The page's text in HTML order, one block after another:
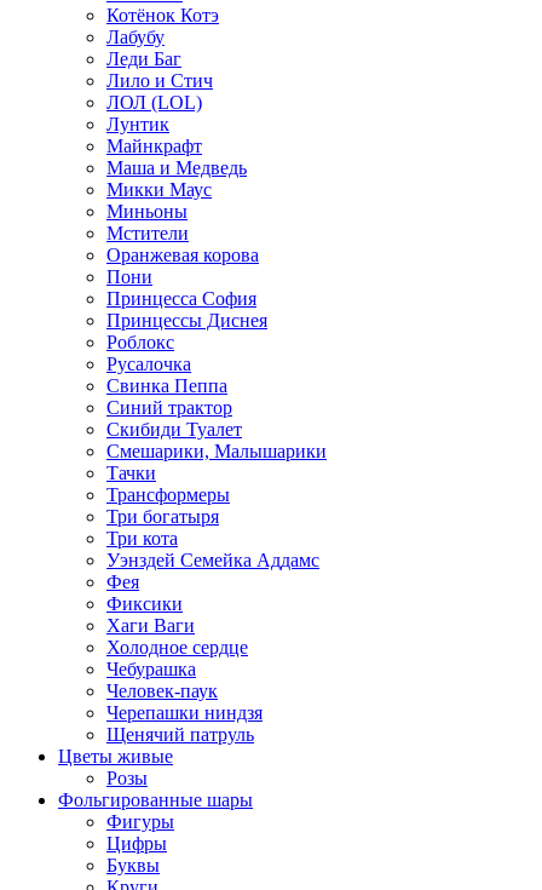
Котёнок Котэ
Лабубу
Леди Баг
Лило и Стич
ЛОЛ (LOL)
Лунтик
Майнкрафт
Маша и Медведь
Микки Маус
Миньоны
Мстители
Оранжевая корова
Пони
Принцесса София
Принцессы Диснея
Роблокс
Русалочка
Свинка Пеппа
Синий трактор
Скибиди Туалет
Смешарики, Малышарики
Тачки
Трансформеры
Три богатыря
Три кота
Уэнздей Семейка Аддамс
Фея
Фиксики
Хаги Ваги
Холодное сердце
Чебурашка
Человек-паук
Черепашки ниндзя
Щенячий патруль
Цветы живые
Розы
Фольгированные шары
Фигуры
Цифры
Буквы